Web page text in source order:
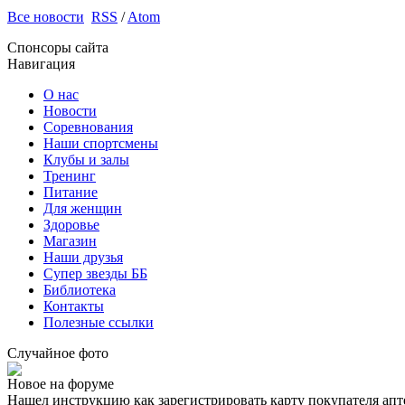
Все новости RSS /Atom
Спонсоры сайта
Навигация
О нас
Новости
Соревнования
Наши спортсмены
Клубы и залы
Тренинг
Питание
Для женщин
Здоровье
Магазин
Наши друзья
Супер звезды ББ
Библиотека
Контакты
Полезные ссылки
Случайное фото
Новое на форуме
Нашел инструкцию как зарегистрировать карту покупателя